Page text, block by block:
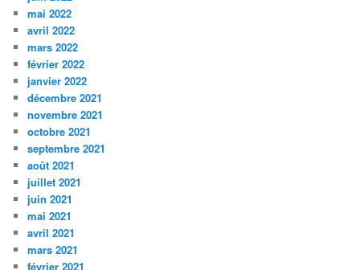
mai 2022
avril 2022
mars 2022
février 2022
janvier 2022
décembre 2021
novembre 2021
octobre 2021
septembre 2021
août 2021
juillet 2021
juin 2021
mai 2021
avril 2021
mars 2021
février 2021